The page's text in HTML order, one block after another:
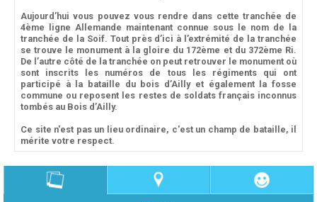
Aujourd’hui vous pouvez vous rendre dans cette tranchée de
4ème ligne Allemande maintenant connue sous le nom de la
tranchée de la Soif. Tout près d’ici à l’extrémité de la tranchée
se trouve le monument à la gloire du 172ème et du 372ème Ri.
De l’autre côté de la tranchée on peut retrouver le monument où
sont inscrits les numéros de tous les régiments qui ont
participé à la bataille du bois d’Ailly et également la fosse
commune ou reposent les restes de soldats français inconnus
tombés au Bois d’Ailly.
Ce site n'est pas un lieu ordinaire, c'est un champ de bataille, il
mérite votre respect.